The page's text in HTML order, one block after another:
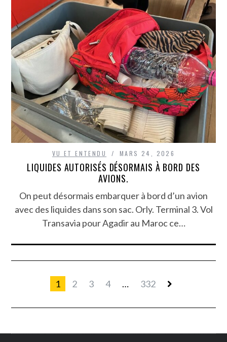
VU ET ENTENDU MARS 24, 2026
LIQUIDES AUTORISÉS DÉSORMAIS À BORD DES
AVIONS.
On peut désormais embarquer à bord d’un avion
avec des liquides dans son sac. Orly. Terminal 3. Vol
Transavia pour Agadir au Maroc ce…
1 2 3 4 … 332